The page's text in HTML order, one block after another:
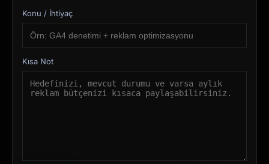
Konu / İhtiyaç
Kısa Not